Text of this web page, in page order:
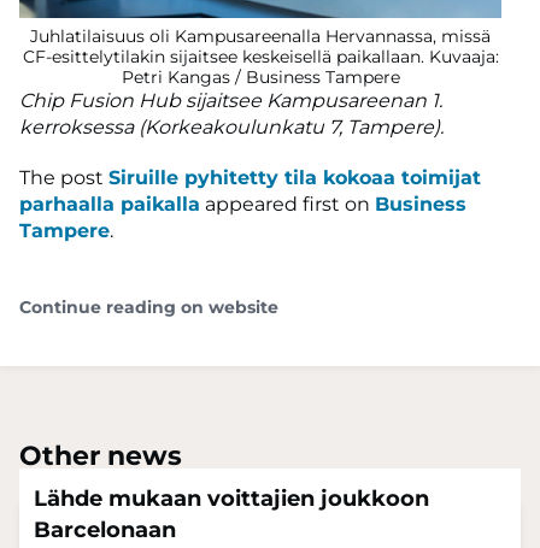
Juhlatilaisuus oli Kampusareenalla Hervannassa, missä
CF-esittelytilakin sijaitsee keskeisellä paikallaan. Kuvaaja:
Petri Kangas / Business Tampere
Chip Fusion Hub sijaitsee Kampusareenan 1.
kerroksessa (Korkeakoulunkatu 7, Tampere).
The post Siruille pyhitetty tila kokoaa toimijat
parhaalla paikalla appeared first on Business
Tampere.
Continue reading on website
Other news
Lähde mukaan voittajien joukkoon
Barcelonaan